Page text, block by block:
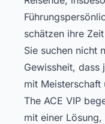
schätzen ihre
Sie suchen nicht
Gewissheit, dass
mit
The ACE VIP
mit einer